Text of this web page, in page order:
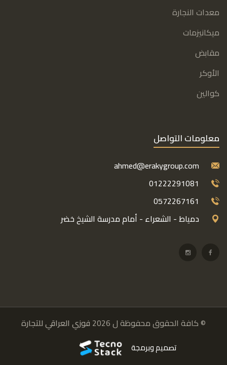
معدات النجارة
ميكانيزمات
مقابض
الأوكر
كوالين
معلومات التواصل
ahmed@erakygroup.com
01222291081
0572267161
دمياط - الشعراء - أمام مدرسة الشيخ خضر
© كافة الحقوق محفوظة ل 2026 فوزي العراقي للتجارة
تصميم وبرمجة